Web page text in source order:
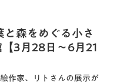
と森をめぐる小さ
3月28日～6月21
作家、リトさんの展示が